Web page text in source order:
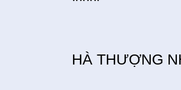
HÀ THƯỢNG